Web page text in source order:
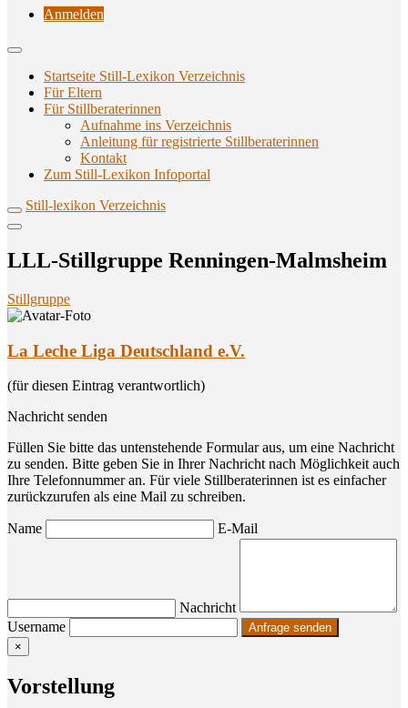
Anmelden
Startseite Still-Lexikon Verzeichnis
Für Eltern
Für Stillberaterinnen
Aufnahme ins Verzeichnis
Anlei­tung für regis­trier­te Stillberaterinnen
Kon­takt
Zum Still-Lexikon Infoportal
Still-lexikon Verzeichnis
LLL-Still­grup­pe Renningen-Malmsheim
Stillgruppe
La Leche Liga Deutschland e.V.
(für diesen Eintrag verantwortlich)
Nachricht senden
Füllen Sie bitte das untenstehende Formular aus, um eine Nachricht
zu senden. Bitte geben Sie in Ihrer Nachricht nach Möglichkeit auch
Ihre Telefonnummer an. Für viele Stillberaterinnen ist es einfacher
zurückzurufen als eine Mail zu schreiben.
Name E-Mail
Nachricht
Username
×
Vor­stel­lung